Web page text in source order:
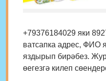
+79376184029 яки
ватсапка адрес, ФИО
яздырып бирәбез.
өегезгә килеп